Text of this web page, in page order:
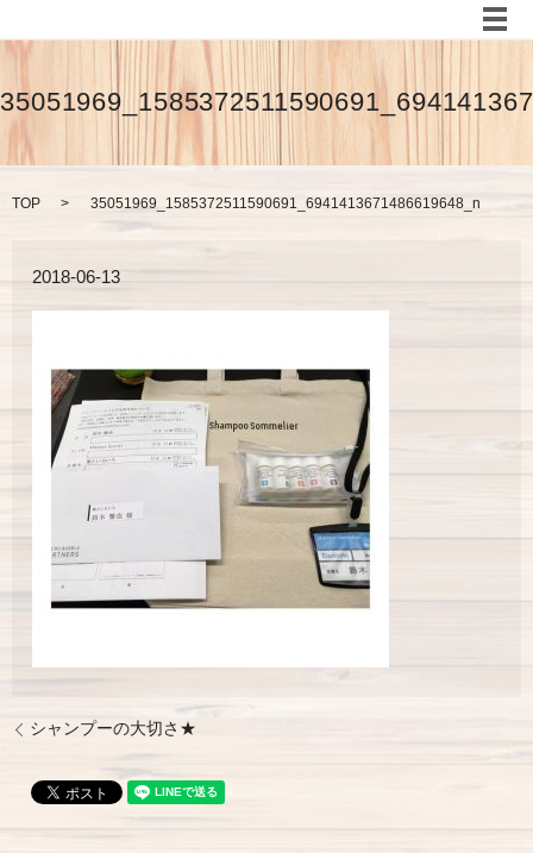
メ
TOP 35051969_1585372511590691_6941413671486619648_n
2018-06-13
シャンプーの大切さ★